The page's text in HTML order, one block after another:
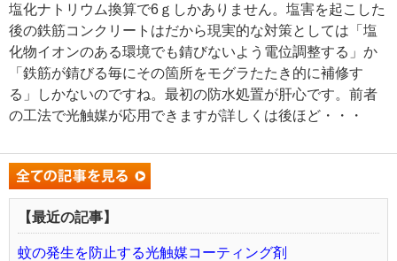
塩化ナトリウム換算で6ｇしかありません。塩害を起こした
後の鉄筋コンクリートはだから現実的な対策としては「塩
化物イオンのある環境でも錆びないよう電位調整する」か
「鉄筋が錆びる毎にその箇所をモグラたたき的に補修す
る」しかないのですね。最初の防水処置が肝心です。前者
の工法で光触媒が応用できますが詳しくは後ほど・・・
【最近の記事】
蚊の発生を防止する光触媒コーティング剤